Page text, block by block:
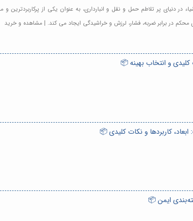
در دنیای پر تلاطم حمل و نقل و انبارداری، به عنوان یکی از
در برابر ضربه، فشار، لرزش و خراشیدگی ایجاد می کند. | مشاهده و خرید
کلیدی و انتخاب بهینه 📦
کاربردها و نکات کلیدی 📦
ایمن 📦